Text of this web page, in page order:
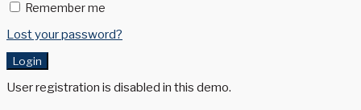
Remember me
Lost your password?
Login
User registration is disabled in this demo.